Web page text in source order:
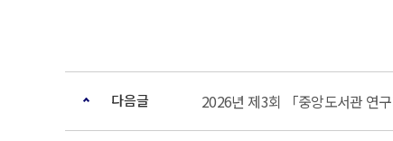
다음글 2026년 제3회 「중앙도서관 연